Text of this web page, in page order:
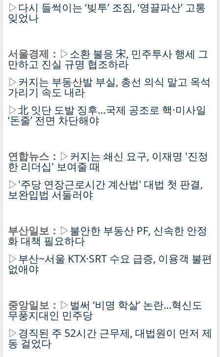
▷다시 들썩이는 ‘빚투’ 조짐, ‘영끌파산’ 고통
잊었나
서울경제： ▷소환 불응 宋, 민주투사 행세 그
만하고 진실 규명 협조하라
▷ 커지는 부동산발 부실, 총선 의식 말고 옥석
가리기 속도 내라
▷北 잇단 도발 징후…국제 공조로 핵·미사일
‘돈줄’ 전면 차단해야
연합뉴스： ▷ 커지는 쇄신 요구, 이재명 '진정
한 리더십' 보여줄 때
▷'주당 연장근로시간 계산법' 대법 첫 판결,
보완입법 서둘러야
부산일보： ▷불안한 부동산 PF, 신속한 안정
화 대책 필요하다
▷부산~서울 KTX·SRT 수요 급증, 이용객 불편
없애야
중앙일보： ▷ 벌써 ‘비명 학살’ 논란…혁신도
무풍지대인 민주당
▷경직된 주 52시간 근무제, 대법원이 먼저 제
동 걸었다